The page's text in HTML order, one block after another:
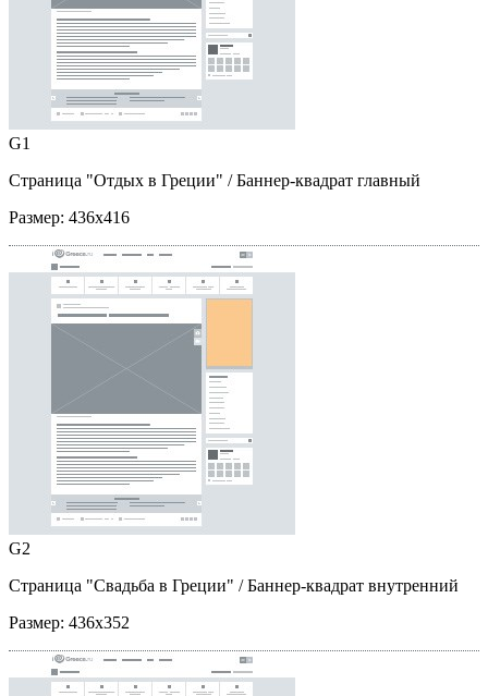
G1
Страница "Отдых в Греции" / Баннер-квадрат главный
Размер: 436x416
G2
Страница "Свадьба в Греции" / Баннер-квадрат внутренний
Размер: 436x352